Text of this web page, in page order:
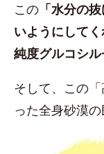
この 「水分の
いようにしてく
純度グルコシ
そして、この
った全身砂漠